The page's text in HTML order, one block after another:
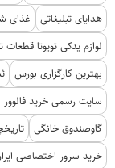
هدایای تبلیغاتی
غذای
لوازم یدکی تویوتا قطعات
بهترین کارگزاری بورس
سایت رسمی خرید فالوور
گاوصندوق خانگی
خرید سرور اختصاصی